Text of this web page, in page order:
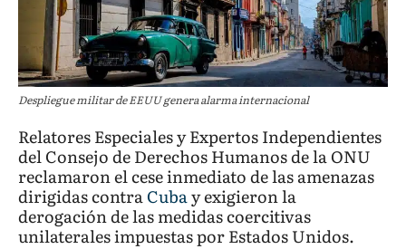
Despliegue militar de EEUU genera alarma internacional
Relatores Especiales y Expertos Independientes
del Consejo de Derechos Humanos de la ONU
reclamaron el cese inmediato de las amenazas
dirigidas contraCubay exigieron la
derogación de las medidas coercitivas
unilaterales impuestas por Estados Unidos.